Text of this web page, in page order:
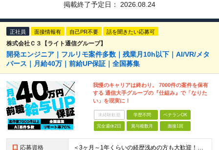
掲載終了予定日： 2026.08.24
正社員 面接情報有 自己PR不要 話を聞きたい応募可
株式会社Ｃ３【ライト通信グループ】
開発エンジニア｜フルリモ案件多数｜残業月10h以下｜AI/VR/メタ
バース｜月給40万｜前給UP保証｜全国募集
我慢のキャリアは終わり。 7000件の案件を保有
する 通信大手グループの『仕組み』で「なりた
い」を現実に！
未経験歓迎 学歴不問 ベテランOK
完全週休2日 賞与複数月 面接1回
応募資格 ＜3ヶ月～1年くらいの経歴浅めの方も大歓迎！＞ ■学歴不問 ■何かしらの開発経験をお持ちの方 ■第二新卒OK ▼こんな方にピッタリです！▼ □スキルアップしたい方 □最先端技術を習得したい方 □AI